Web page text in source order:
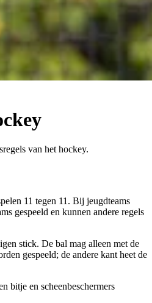
van het hockey.
11 tegen 11. Bij jeugdteams
gespeeld en kunnen andere regels
stick. De bal mag alleen met de
gespeeld; de andere kant heet de
bitje en scheenbeschermers